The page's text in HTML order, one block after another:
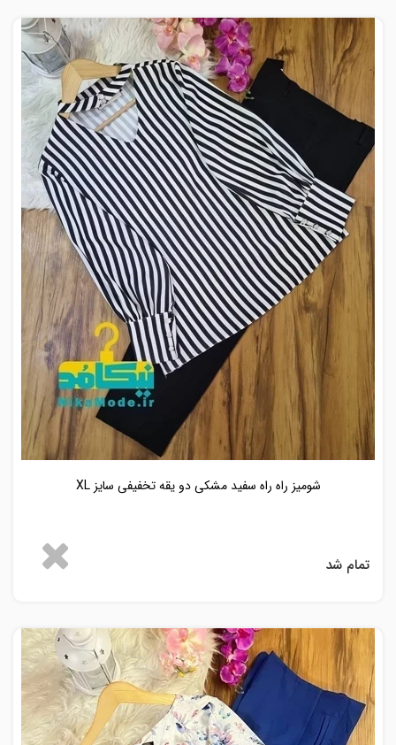
شومیز راه راه سفید مشکی دو یقه تخفیفی سایز XL
تمام شد